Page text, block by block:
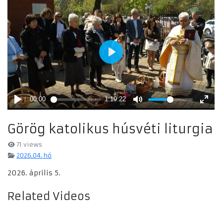
Görög katolikus húsvéti liturgia
71 views
2026.04. hó
2026. április 5.
Related Videos